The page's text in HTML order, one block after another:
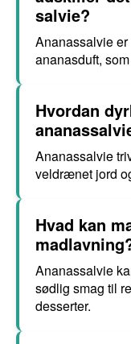
salvie?
Ananassalvie
ananasduft,
Hvordan
Ananassalvie
veldrænet jord
Hvad kan
Ananassalvie
sødlig smag til
desserter.